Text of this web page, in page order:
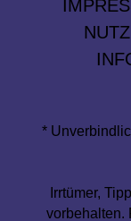
*
Irrtümer,
vorbehalten.